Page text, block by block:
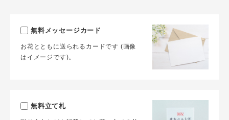
無料メッセージカード
お花とともに送られるカードです (画像
はイメージです)。
無料立て札